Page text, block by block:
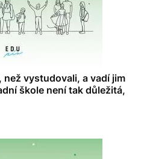
než vystudovali, a vadí jim
škole není tak důležitá,